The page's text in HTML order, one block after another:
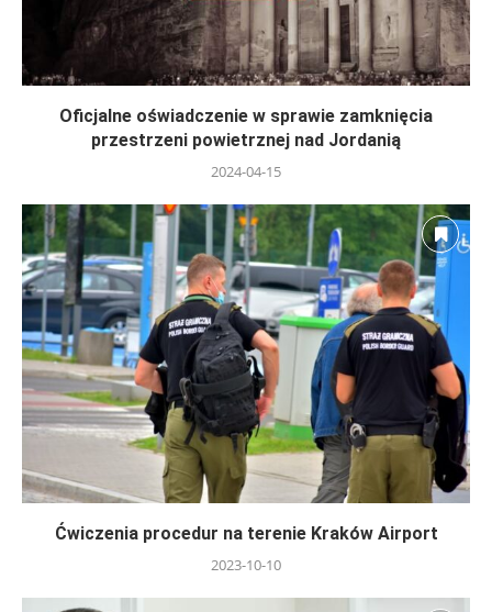
Oficjalne oświadczenie w sprawie zamknięcia
przestrzeni powietrznej nad Jordanią
2024-04-15
Ćwiczenia procedur na terenie Kraków Airport
2023-10-10